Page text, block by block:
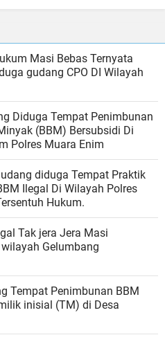
Masi Bebas Ternyata
gudang CPO DI Wilayah
Diduga Tempat Penimbunan
(BBM) Bersubsidi Di
Polres Muara Enim
diduga Tempat Praktik
Ilegal Di Wilayah Polres
Hukum.
Tak jera Jera Masi
Gelumbang
Penimbunan BBM
inisial (TM) di Desa